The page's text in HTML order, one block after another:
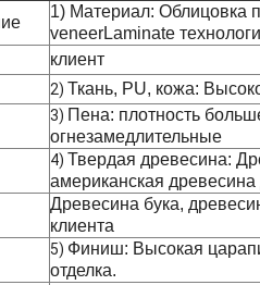
1) Материал: Облицовка
veneerLaminate
клиент
2) Ткань, PU, кожа:
3) Пена: плотность
огнезамедлительные
4) Твердая древесина:
американская
Древесина бука,
клиента
5) Финиш: Высокая
отделка.